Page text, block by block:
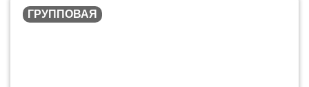
ГРУППОВАЯ